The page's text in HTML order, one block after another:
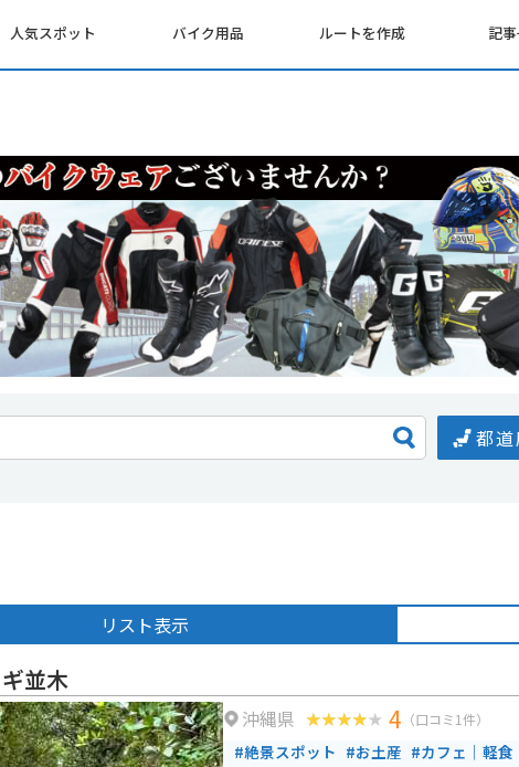
人気スポット バイク用品 ルートを作成 記
都
リスト表示
並木
沖縄県 4 （口コミ1件）
#絶景スポット #お土産 #カフェ｜軽食